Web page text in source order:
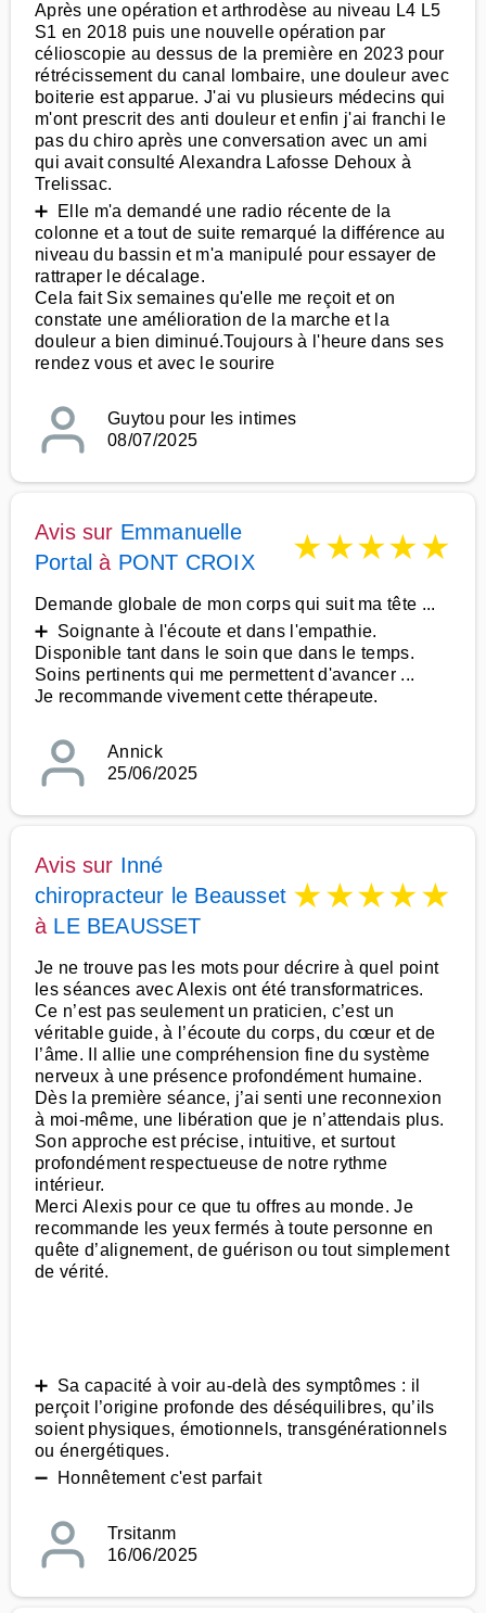
Après une opération et arthrodèse au niveau L4 L5
S1 en 2018 puis une nouvelle opération par
célioscopie au dessus de la première en 2023 pour
rétrécissement du canal lombaire, une douleur avec
boiterie est apparue. J'ai vu plusieurs médecins qui
m'ont prescrit des anti douleur et enfin j'ai franchi le
pas du chiro après une conversation avec un ami
qui avait consulté Alexandra Lafosse Dehoux à
Trelissac.
➕ Elle m'a demandé une radio récente de la
colonne et a tout de suite remarqué la différence au
niveau du bassin et m'a manipulé pour essayer de
rattraper le décalage.
Cela fait Six semaines qu'elle me reçoit et on
constate une amélioration de la marche et la
douleur a bien diminué.Toujours à l'heure dans ses
rendez vous et avec le sourire
Guytou pour les intimes
08/07/2025
Avis sur Emmanuelle
Portal à PONT CROIX ★★★★★
Demande globale de mon corps qui suit ma tête ...
➕ Soignante à l'écoute et dans l'empathie.
Disponible tant dans le soin que dans le temps.
Soins pertinents qui me permettent d'avancer ...
Je recommande vivement cette thérapeute.
Annick
25/06/2025
Avis sur Inné
chiropracteur le Beausset
à LE BEAUSSET
★★★★★
Je ne trouve pas les mots pour décrire à quel point
les séances avec Alexis ont été transformatrices.
Ce n’est pas seulement un praticien, c’est un
véritable guide, à l’écoute du corps, du cœur et de
l’âme. Il allie une compréhension fine du système
nerveux à une présence profondément humaine.
Dès la première séance, j’ai senti une reconnexion
à moi-même, une libération que je n’attendais plus.
Son approche est précise, intuitive, et surtout
profondément respectueuse de notre rythme
intérieur.
Merci Alexis pour ce que tu offres au monde. Je
recommande les yeux fermés à toute personne en
quête d’alignement, de guérison ou tout simplement
de vérité.
➕ Sa capacité à voir au-delà des symptômes : il
perçoit l’origine profonde des déséquilibres, qu’ils
soient physiques, émotionnels, transgénérationnels
ou énergétiques.
➖ Honnêtement c'est parfait
Trsitanm
16/06/2025